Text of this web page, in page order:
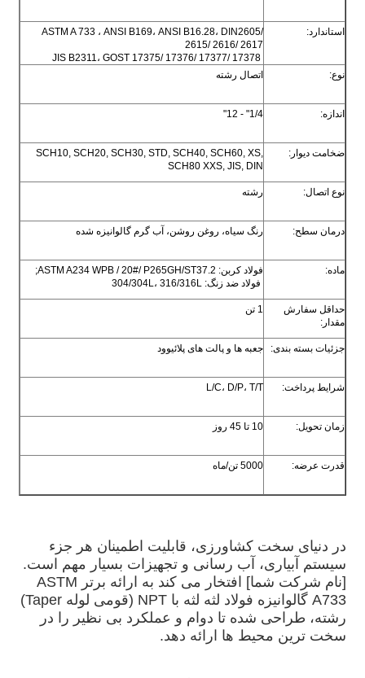
استاندارد:
ASTM A 733 ، ANSI B169، ANSI B16.28، DIN2605/
2615/ 2616/ 2617
JIS B2311، GOST 17375/ 17376/ 17377/ 17378
نوع:
اتصال رشته
اندازه: 1/4" - 12"
ضخامت دیوار:
SCH10, SCH20, SCH30, STD, SCH40, SCH60, XS,
SCH80 XXS, JIS, DIN
نوع اتصال: رشته
درمان سطح: رنگ سياه، روغن روشن، آب گرم گالوانيزه شده
ماده:
فولاد کربن: ASTM A234 WPB / 20#/ P265GH/ST37.2;
فولاد ضد زنگ: 304/304L، 316/316L
حداقل سفارش
مقدار:
1 تن
جزئیات بسته بندی: جعبه ها و پالت های پلائیوود
شرایط پرداخت: L/C، D/P، T/T
زمان تحویل: 10 تا 45 روز
قدرت عرضه: 5000 تن/ماه
در دنیای سخت کشاورزی، قابلیت اطمینان هر جزء
سیستم آبیاری، آب رسانی و تجهیزات بسیار مهم است.
[نام شرکت شما] افتخار می کند به ارائه برتر ASTM
A733 گالوانیزه فولاد لثه لثه با NPT (قومی لوله Taper)
رشته، طراحی شده تا دوام و عملکرد بی نظیر را در
سخت ترین محیط ها ارائه دهد.